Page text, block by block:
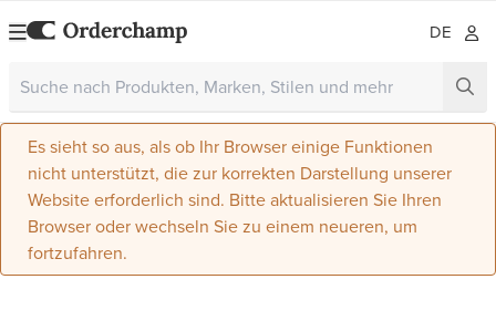
DE
Es sieht so aus, als ob Ihr Browser einige Funktionen
nicht unterstützt, die zur korrekten Darstellung unserer
Website erforderlich sind. Bitte aktualisieren Sie Ihren
Browser oder wechseln Sie zu einem neueren, um
fortzufahren.